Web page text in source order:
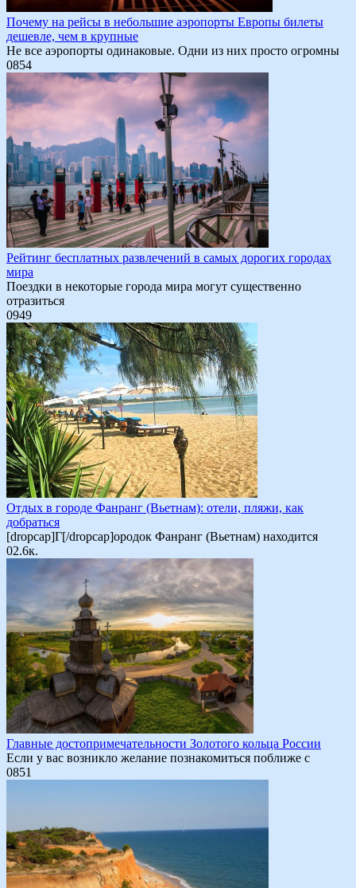
Почему на рейсы в небольшие аэропорты Европы билеты
дешевле, чем в крупные
Не все аэропорты одинаковые. Одни из них просто огромны
0854
Рейтинг бесплатных развлечений в самых дорогих городах
мира
Поездки в некоторые города мира могут существенно
отразиться
0949
Отдых в городе Фанранг (Вьетнам): отели, пляжи, как
добраться
[dropcap]Г[/dropcap]ородок Фанранг (Вьетнам) находится
02.6к.
Главные достопримечательности Золотого кольца России
Если у вас возникло желание познакомиться поближе с
0851